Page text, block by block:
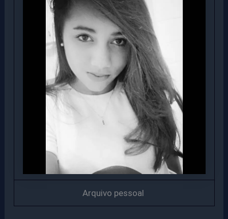
Arquivo pessoal